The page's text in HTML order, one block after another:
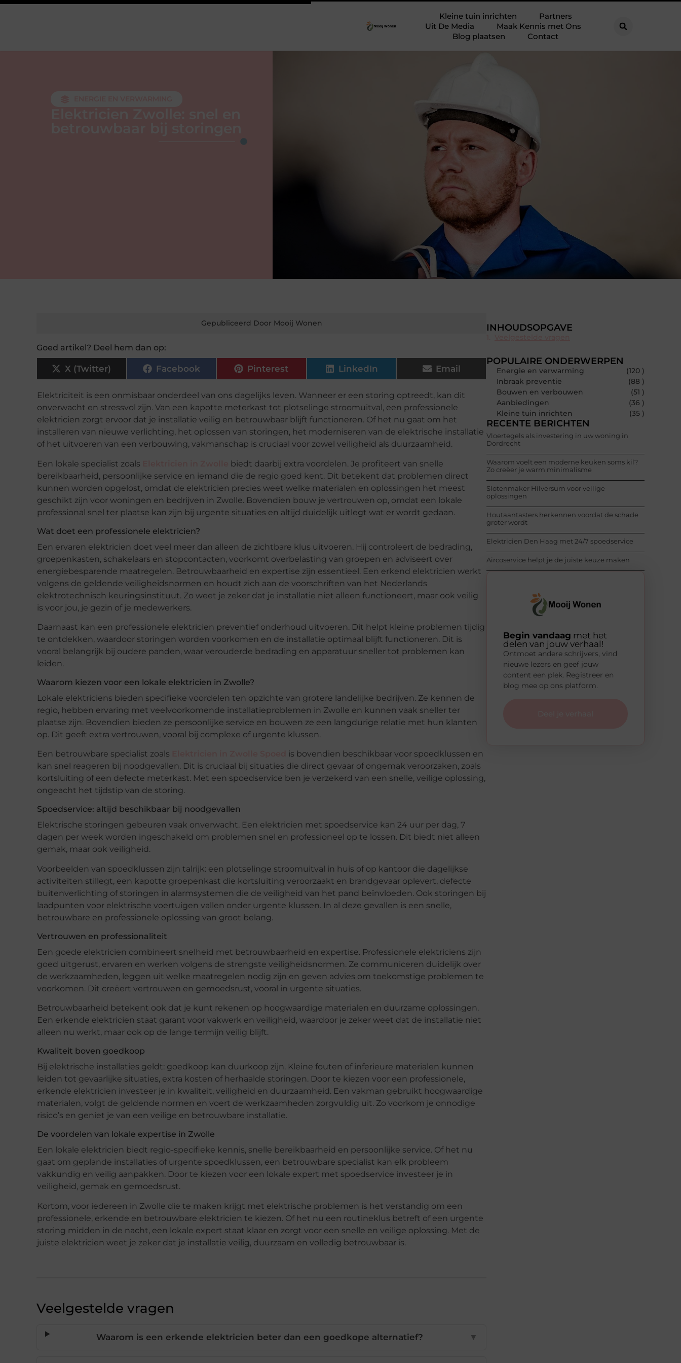
Kleine tuin inrichten
Partners
Uit De Media
Maak Kennis met Ons
Blog plaatsen
Contact
Gepubliceerd Door Mooij Wonen
Goed artikel? Deel hem dan op:
X (Twitter) Facebook Pinterest LinkedIn Email
Elektriciteit is een onmisbaar onderdeel van ons dagelijks leven. Wanneer er een storing optreedt, kan dit
onverwacht en stressvol zijn. Van een kapotte meterkast tot plotselinge stroomuitval, een professionele
elektricien zorgt ervoor dat je installatie veilig en betrouwbaar blijft functioneren. Of het nu gaat om het
installeren van nieuwe verlichting, het oplossen van storingen, het moderniseren van de elektrische installatie
of het uitvoeren van een verbouwing, vakmanschap is cruciaal voor zowel veiligheid als duurzaamheid.
Een lokale specialist zoals
biedt daarbij extra voordelen. Je profiteert van snelle
bereikbaarheid, persoonlijke service en iemand die de regio goed kent. Dit betekent dat problemen direct
kunnen worden opgelost, omdat de elektricien precies weet welke materialen en oplossingen het meest
geschikt zijn voor woningen en bedrijven in Zwolle. Bovendien bouw je vertrouwen op, omdat een lokale
professional snel ter plaatse kan zijn bij urgente situaties en altijd duidelijk uitlegt wat er wordt gedaan.
Wat doet een professionele elektricien?
Een ervaren elektricien doet veel meer dan alleen de zichtbare klus uitvoeren. Hij controleert de bedrading,
groepenkasten, schakelaars en stopcontacten, voorkomt overbelasting van groepen en adviseert over
energiebesparende maatregelen. Betrouwbaarheid en expertise zijn essentieel. Een erkend elektricien werkt
volgens de geldende veiligheidsnormen en houdt zich aan de voorschriften van het Nederlands
elektrotechnisch keuringsinstituut. Zo weet je zeker dat je installatie niet alleen functioneert, maar ook veilig
is voor jou, je gezin of je medewerkers.
Daarnaast kan een professionele elektricien preventief onderhoud uitvoeren. Dit helpt kleine problemen tijdig
te ontdekken, waardoor storingen worden voorkomen en de installatie optimaal blijft functioneren. Dit is
vooral belangrijk bij oudere panden, waar verouderde bedrading en apparatuur sneller tot problemen kan
leiden.
Waarom kiezen voor een lokale elektricien in Zwolle?
Lokale elektriciens bieden specifieke voordelen ten opzichte van grotere landelijke bedrijven. Ze kennen de
regio, hebben ervaring met veelvoorkomende installatieproblemen in Zwolle en kunnen vaak sneller ter
plaatse zijn. Bovendien bieden ze persoonlijke service en bouwen ze een langdurige relatie met hun klanten
op. Dit geeft extra vertrouwen, vooral bij complexe of urgente klussen.
Een betrouwbare specialist zoals
is bovendien beschikbaar voor spoedklussen en
kan snel reageren bij noodgevallen. Dit is cruciaal bij situaties die direct gevaar of ongemak veroorzaken, zoals
kortsluiting of een defecte meterkast. Met een spoedservice ben je verzekerd van een snelle, veilige oplossing,
ongeacht het tijdstip van de storing.
Spoedservice: altijd beschikbaar bij noodgevallen
Elektrische storingen gebeuren vaak onverwacht. Een elektricien met spoedservice kan 24 uur per dag, 7
dagen per week worden ingeschakeld om problemen snel en professioneel op te lossen. Dit biedt niet alleen
gemak, maar ook veiligheid.
Voorbeelden van spoedklussen zijn talrijk: een plotselinge stroomuitval in huis of op kantoor die dagelijkse
activiteiten stillegt, een kapotte groepenkast die kortsluiting veroorzaakt en brandgevaar oplevert, defecte
buitenverlichting of storingen in alarmsystemen die de veiligheid van het pand beïnvloeden. Ook storingen bij
laadpunten voor elektrische voertuigen vallen onder urgente klussen. In al deze gevallen is een snelle,
betrouwbare en professionele oplossing van groot belang.
Vertrouwen en professionaliteit
Een goede elektricien combineert snelheid met betrouwbaarheid en expertise. Professionele elektriciens zijn
goed uitgerust, ervaren en werken volgens de strengste veiligheidsnormen. Ze communiceren duidelijk over
de werkzaamheden, leggen uit welke maatregelen nodig zijn en geven advies om toekomstige problemen te
voorkomen. Dit creëert vertrouwen en gemoedsrust, vooral in urgente situaties.
Betrouwbaarheid betekent ook dat je kunt rekenen op hoogwaardige materialen en duurzame oplossingen.
Een erkende elektricien staat garant voor vakwerk en veiligheid, waardoor je zeker weet dat de installatie niet
alleen nu werkt, maar ook op de lange termijn veilig blijft.
Kwaliteit boven goedkoop
Bij elektrische installaties geldt: goedkoop kan duurkoop zijn. Kleine fouten of inferieure materialen kunnen
leiden tot gevaarlijke situaties, extra kosten of herhaalde storingen. Door te kiezen voor een professionele,
erkende elektricien investeer je in kwaliteit, veiligheid en duurzaamheid. Een vakman gebruikt hoogwaardige
materialen, volgt de geldende normen en voert de werkzaamheden zorgvuldig uit. Zo voorkom je onnodige
risico’s en geniet je van een veilige en betrouwbare installatie.
De voordelen van lokale expertise in Zwolle
Een lokale elektricien biedt regio-specifieke kennis, snelle bereikbaarheid en persoonlijke service. Of het nu
gaat om geplande installaties of urgente spoedklussen, een betrouwbare specialist kan elk probleem
vakkundig en veilig aanpakken. Door te kiezen voor een lokale expert met spoedservice investeer je in
veiligheid, gemak en gemoedsrust.
Kortom, voor iedereen in Zwolle die te maken krijgt met elektrische problemen is het verstandig om een
professionele, erkende en betrouwbare elektricien te kiezen. Of het nu een routineklus betreft of een urgente
storing midden in de nacht, een lokale expert staat klaar en zorgt voor een snelle en veilige oplossing. Met de
juiste elektricien weet je zeker dat je installatie veilig, duurzaam en volledig betrouwbaar is.
Veelgestelde vragen
Waarom is een erkende elektricien beter dan een goedkope alternatief? ▼
INHOUDSOPGAVE
POPULAIRE ONDERWERPEN
Energie en verwarming
(120 )
Inbraak preventie
(88 )
Bouwen en verbouwen
(51 )
Aanbiedingen
(36 )
Kleine tuin inrichten
(35 )
RECENTE BERICHTEN
Vloertegels als investering in uw woning in
Dordrecht
Waarom voelt een moderne keuken soms kil?
Zo creëer je warm minimalisme
Slotenmaker Hilversum voor veilige
oplossingen
Houtaantasters herkennen voordat de schade
groter wordt
Elektricien Den Haag met 24/7 spoedservice
Aircoservice helpt je de juiste keuze maken
Begin vandaag met het
delen van jouw verhaal!
Ontmoet andere schrijvers, vind
nieuwe lezers en geef jouw
content een plek. Registreer en
blog mee op ons platform.